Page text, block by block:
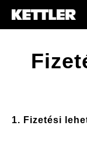
1. Fizetési